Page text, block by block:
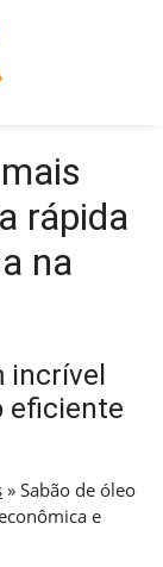
rápida
na
incrível
eficiente
» Sabão de óleo
e